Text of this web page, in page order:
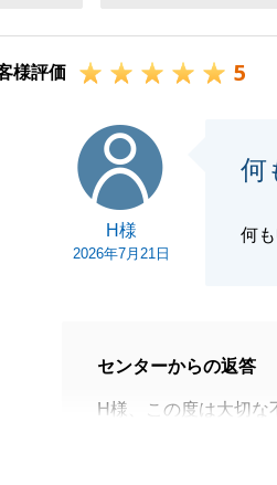
様評価 5
H様
2026年7月21日
何
何
センターからの返答
H様、この度は大切な
数ある不動産会社の